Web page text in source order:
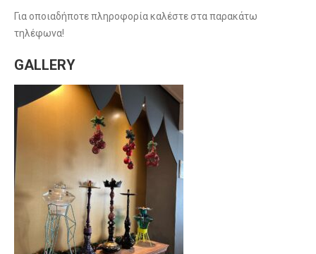
Για οποιαδήποτε πληροφορία καλέστε στα παρακάτω
τηλέφωνα!
GALLERY